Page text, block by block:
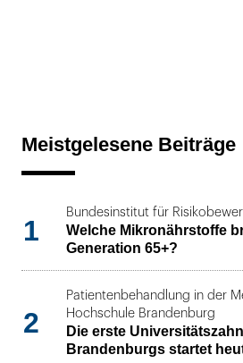
Meistgelesene Beiträge
1
Bundesinstitut für
Welche Mikronährstoffe
Generation 65+?
2
Patientenbehandlung in der
Hochschule Brandenburg
Die erste
Brandenburgs startet